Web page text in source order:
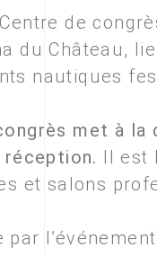
de
du Château,
nautiques
met à la
réception. Il est
et salons
par